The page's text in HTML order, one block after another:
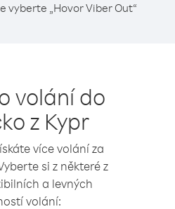
vyberte „Hovor Viber Out“
volání do
z Kypr
více volání za
si z některé z
a levných
volání: